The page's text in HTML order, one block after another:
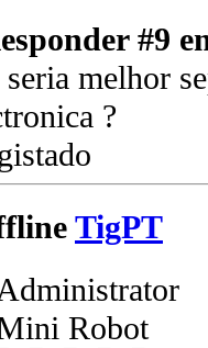
#9
seria melhor
?
TigPT
Robot